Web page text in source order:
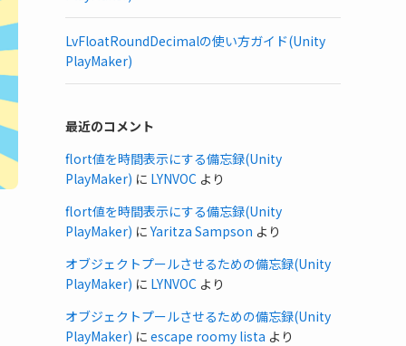
LvFloatRoundDecimalの使い方ガイド(Unity
PlayMaker)
最近のコメント
flort値を時間表示にする備忘録(Unity
PlayMaker) に LYNVOC より
flort値を時間表示にする備忘録(Unity
PlayMaker) にYaritza Sampson より
オブジェクトプールさせるための備忘録(Unity
PlayMaker) に LYNVOC より
オブジェクトプールさせるための備忘録(Unity
PlayMaker) に escape roomy lista より